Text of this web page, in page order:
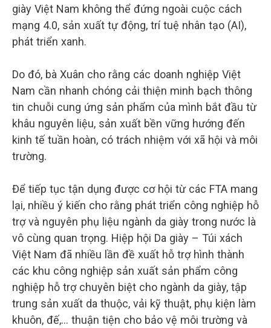
giày Việt Nam không thể đứng ngoài cuộc cách
mạng 4.0, sản xuất tự động, trí tuệ nhân tạo (AI),
phát triển xanh.
Do đó, bà Xuân cho rằng các doanh nghiệp Việt
Nam cần nhanh chóng cải thiện minh bạch thông
tin chuỗi cung ứng sản phẩm của mình bắt đầu từ
khâu nguyên liệu, sản xuất bền vững hướng đến
kinh tế tuần hoàn, có trách nhiệm với xã hội và môi
trường.
Để tiếp tục tận dụng được cơ hội từ các FTA mang
lại, nhiều ý kiến cho rằng phát triển công nghiệp hỗ
trợ và nguyên phụ liệu ngành da giày trong nước là
vô cùng quan trọng. Hiệp hội Da giày – Túi xách
Việt Nam đã nhiều lần đề xuất hỗ trợ hình thành
các khu công nghiệp sản xuất sản phẩm công
nghiệp hỗ trợ chuyên biệt cho ngành da giày, tập
trung sản xuất da thuộc, vải kỹ thuật, phụ kiện làm
khuôn, đế,… thuận tiện cho bảo vệ môi trường và